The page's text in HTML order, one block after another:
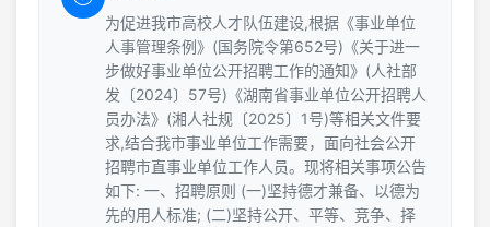
为促进我市高校人才队伍建设,根据《事业单位
人事管理条例》(国务院令第652号)《关于进一
步做好事业单位公开招聘工作的通知》(人社部
发〔2024〕57号)《湖南省事业单位公开招聘人
员办法》(湘人社规〔2025〕1号)等相关文件要
求,结合我市事业单位工作需要，面向社会公开
招聘市直事业单位工作人员。现将相关事项公告
如下: 一、招聘原则 (一)坚持德才兼备、以德为
先的用人标准; (二)坚持公开、平等、竞争、择